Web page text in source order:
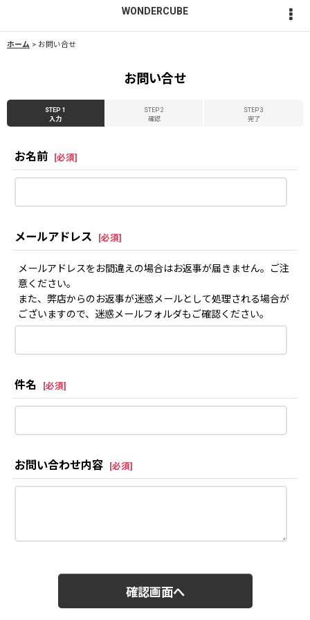
WONDERCUBE
ホーム > お問い合せ
お問い合せ
STEP 1
入力
STEP 2
確認
STEP 3
完了
お名前 [必須]
メールアドレス [必須]
メールアドレスをお間違えの場合はお返事が届きません。ご注
意ください。
また、弊店からのお返事が迷惑メールとして処理される場合が
ございますので、迷惑メールフォルダもご確認ください。
件名 [必須]
お問い合わせ内容 [必須]
確認画面へ